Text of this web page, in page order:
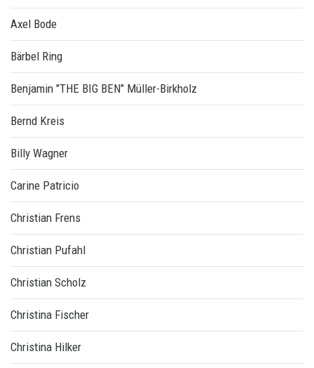
Axel Bode
Bärbel Ring
Benjamin "THE BIG BEN" Müller-Birkholz
Bernd Kreis
Billy Wagner
Carine Patricio
Christian Frens
Christian Pufahl
Christian Scholz
Christina Fischer
Christina Hilker